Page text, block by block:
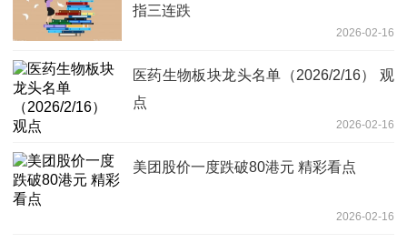
指三连跌
2026-02-16
医药生物板块龙头名单（2026/2/16） 观
点
2026-02-16
美团股价一度跌破80港元 精彩看点
2026-02-16